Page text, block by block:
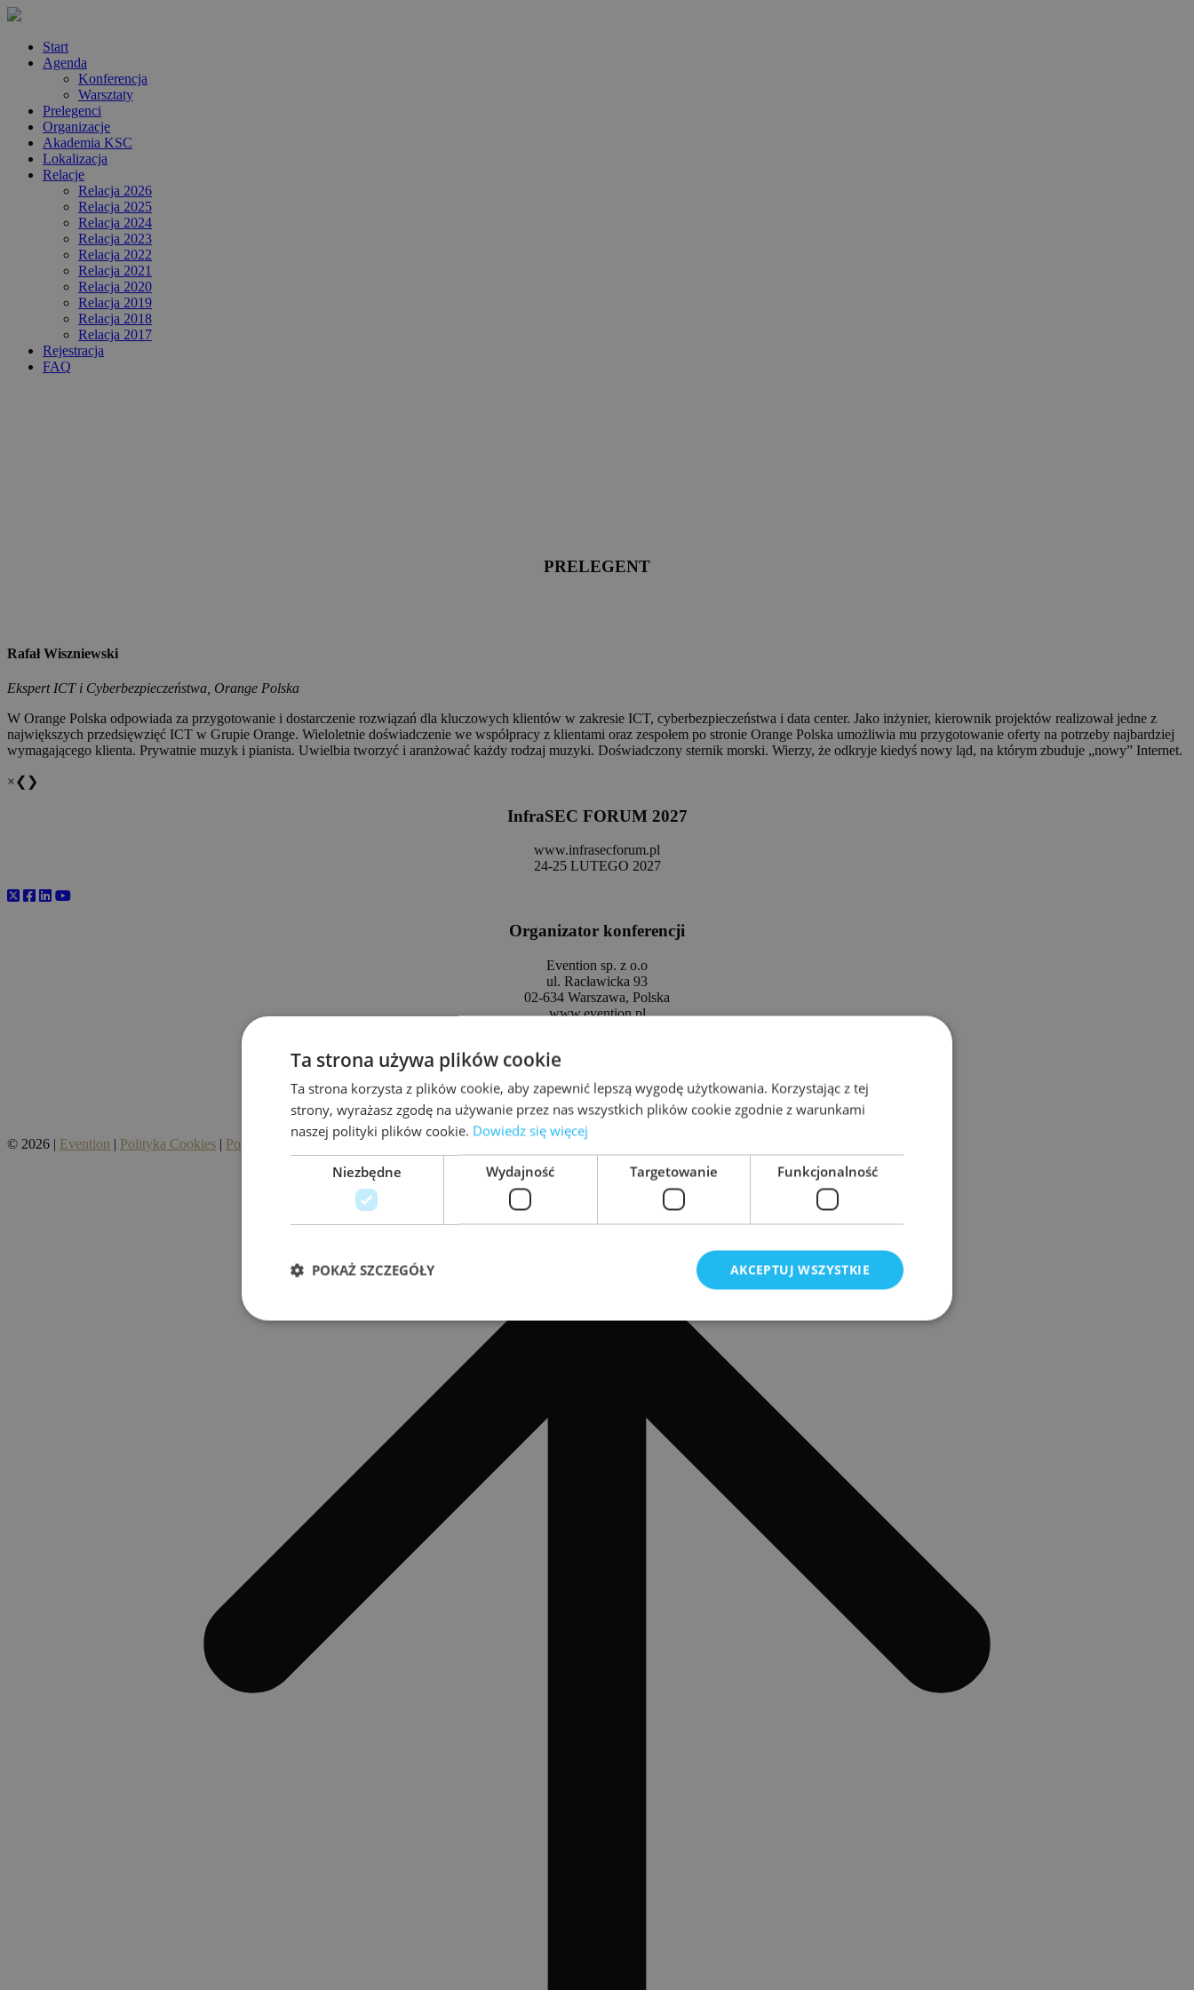
Start
Agenda
Konferencja
Warsztaty
Prelegenci
Organizacje
Akademia KSC
Lokalizacja
Relacje
Relacja 2026
Relacja 2025
Relacja 2024
Relacja 2023
Relacja 2022
Relacja 2021
Relacja 2020
Relacja 2019
Relacja 2018
Relacja 2017
Rejestracja
FAQ
PRELEGENT
Rafał Wiszniewski
Ekspert ICT i Cyberbezpieczeństwa, Orange Polska
W Orange Polska odpowiada za przygotowanie i dostarczenie rozwiązań dla kluczowych klientów w zakresie ICT, cyberbezpieczeństwa i data center. Jako inżynier, kierownik projektów realizował jedne z
największych przedsięwzięć ICT w Grupie Orange. Wieloletnie doświadczenie we współpracy z klientami oraz zespołem po stronie Orange Polska umożliwia mu przygotowanie oferty na potrzeby najbardziej
wymagającego klienta. Prywatnie muzyk i pianista. Uwielbia tworzyć i aranżować każdy rodzaj muzyki. Doświadczony sternik morski. Wierzy, że odkryje kiedyś nowy ląd, na którym zbuduje „nowy” Internet.
×❮ ❯
InfraSEC FORUM 2027
www.infrasecforum.pl
24-25 LUTEGO 2027
Organizator konferencji
Evention sp. z o.o
ul. Racławicka 93
02-634 Warszawa, Polska
www.evention.pl
Kaja Fąfara
m. +48 577 739 775
e:uczestnik@evention.com.pl
© 2026 | Evention | Polityka Cookies | Polityka prywatności Regulamin
Ta strona używa plików cookie
Ta strona korzysta z plików cookie, aby zapewnić lepszą wygodę użytkowania. Korzystając z tej
strony, wyrażasz zgodę na używanie przez nas wszystkich plików cookie zgodnie z warunkami
naszej polityki plików cookie. Dowiedz się więcej
Niezbędne Wydajność Targetowanie Funkcjonalność
AKCEPTUJ WSZYSTKIE
POKAŻ SZCZEGÓŁY